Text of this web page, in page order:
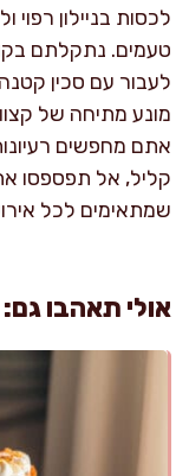
לכסות בניילון
טעמים. נתקלתם
לעבור עם סכין
מונע מתיחה של
אתם מחפשים
קליל, אל תפספסו
שמתאימים לכל
אולי תאהבו גם: